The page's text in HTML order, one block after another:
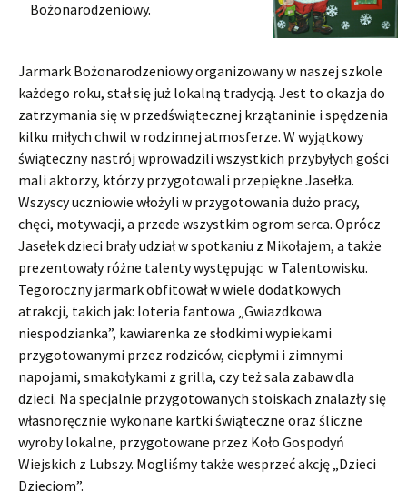
Bożonarodzeniowy.
Jarmark Bożonarodzeniowy organizowany w naszej szkole
każdego roku, stał się już lokalną tradycją. Jest to okazja do
zatrzymania się w przedświątecznej krzątaninie i spędzenia
kilku miłych chwil w rodzinnej atmosferze. W wyjątkowy
świąteczny nastrój wprowadzili wszystkich przybyłych gości
mali aktorzy, którzy przygotowali przepiękne Jasełka.
Wszyscy uczniowie włożyli w przygotowania dużo pracy,
chęci, motywacji, a przede wszystkim ogrom serca. Oprócz
Jasełek dzieci brały udział w spotkaniu z Mikołajem, a także
prezentowały różne talenty występując w Talentowisku.
Tegoroczny jarmark obfitował w wiele dodatkowych
atrakcji, takich jak: loteria fantowa „Gwiazdkowa
niespodzianka”, kawiarenka ze słodkimi wypiekami
przygotowanymi przez rodziców, ciepłymi i zimnymi
napojami, smakołykami z grilla, czy też sala zabaw dla
dzieci. Na specjalnie przygotowanych stoiskach znalazły się
własnoręcznie wykonane kartki świąteczne oraz śliczne
wyroby lokalne, przygotowane przez Koło Gospodyń
Wiejskich z Lubszy. Mogliśmy także wesprzeć akcję „Dzieci
Dzieciom”.